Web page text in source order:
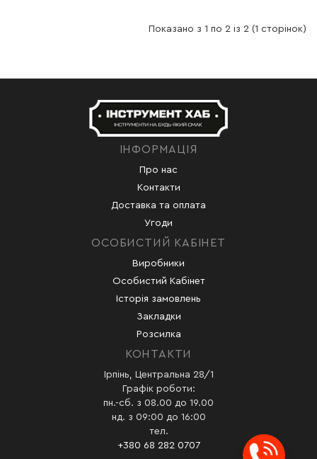
Показано з 1 по 2 із 2 (1 сторінок)
ІНФОРМАЦІЯ
Про нас
Контакти
Доставка та оплата
Угоди
ОСОБИСТИЙ КАБІНЕТ
Виробники
Особистий Кабінет
Історія замовлень
Закладки
Розсилка
КОНТАКТИ
Ірпінь, Центральна 28/1
Графік роботи:
пн.-сб. з 08.00 до 19.00
нд. з 09:00 до 16:00
тел.
+380 68 282 0707